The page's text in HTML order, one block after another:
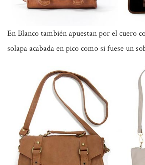
En Blanco también apuestan por el cuero
solapa acabada en pico como si fuese un